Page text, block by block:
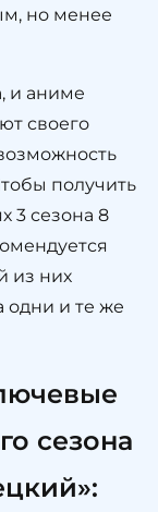
но менее
и аниме
своего
получить
3 сезона 8
из них
одни и те же
сезона